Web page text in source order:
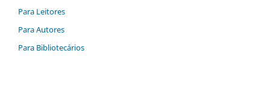
Para Leitores
Para Autores
Para Bibliotecários